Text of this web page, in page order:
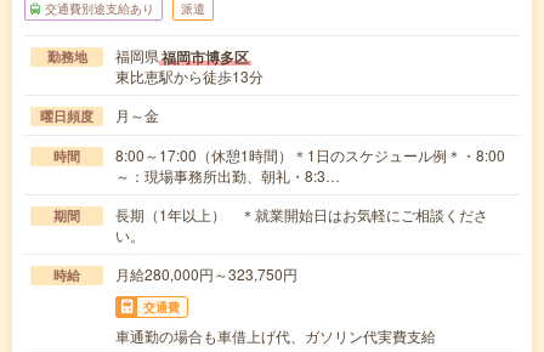
交通費別途支給あり 派遣
勤務地 福岡県福岡市博多区
東比恵駅から徒歩13分
曜日頻度 月～金
時間
8:00～17:00（休憩1時間）＊1日のスケジュール例＊・8:00
～：現場事務所出勤、朝礼・8:3…
期間
長期（1年以上） ＊就業開始日はお気軽にご相談くださ
い。
時給 月給280,000円～323,750円
交通費
車通勤の場合も車借上げ代、ガソリン代実費支給